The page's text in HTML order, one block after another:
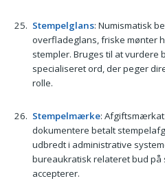
Stempelglans: Numismatisk
overfladeglans, friske mønter
stempler. Bruges til at vurdere
specialiseret ord, der peger
rolle.
Stempelmærke:
dokumentere betalt
udbredt i administrative
bureaukratisk relateret bud
accepterer.